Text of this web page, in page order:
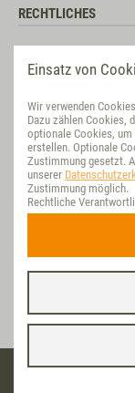
x
Einsatz von
Wir verwenden
Dazu zählen Cookies,
optionale Cookies,
erstellen. Optionale
Zustimmung gesetzt.
unserer
Zustimmung möglich.
Rechtliche
RECHTLICHES
BEWERTUNG
VET-CONCEPT
NACHHALTIG
Letzte